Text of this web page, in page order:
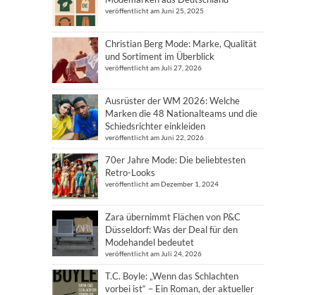
veröffentlicht am Juni 25, 2025
Christian Berg Mode: Marke, Qualität
und Sortiment im Überblick
veröffentlicht am Juli 27, 2026
Ausrüster der WM 2026: Welche
Marken die 48 Nationalteams und die
Schiedsrichter einkleiden
veröffentlicht am Juni 22, 2026
70er Jahre Mode: Die beliebtesten
Retro-Looks
veröffentlicht am Dezember 1, 2024
Zara übernimmt Flächen von P&C
Düsseldorf: Was der Deal für den
Modehandel bedeutet
veröffentlicht am Juli 24, 2026
T.C. Boyle: „Wenn das Schlachten
vorbei ist“ – Ein Roman, der aktueller